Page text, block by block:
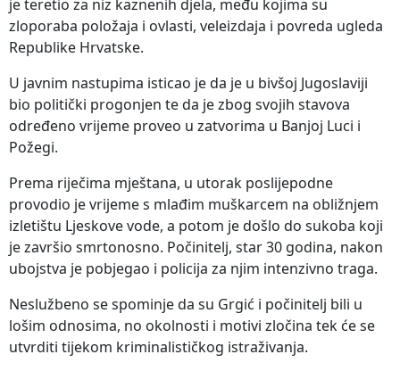
je teretio za niz kaznenih djela, među kojima su
zloporaba položaja i ovlasti, veleizdaja i povreda ugleda
Republike Hrvatske.
U javnim nastupima isticao je da je u bivšoj Jugoslaviji
bio politički progonjen te da je zbog svojih stavova
određeno vrijeme proveo u zatvorima u Banjoj Luci i
Požegi.
Prema riječima mještana, u utorak poslijepodne
provodio je vrijeme s mlađim muškarcem na obližnjem
izletištu Ljeskove vode, a potom je došlo do sukoba koji
je završio smrtonosno. Počinitelj, star 30 godina, nakon
ubojstva je pobjegao i policija za njim intenzivno traga.
Neslužbeno se spominje da su Grgić i počinitelj bili u
lošim odnosima, no okolnosti i motivi zločina tek će se
utvrditi tijekom kriminalističkog istraživanja.